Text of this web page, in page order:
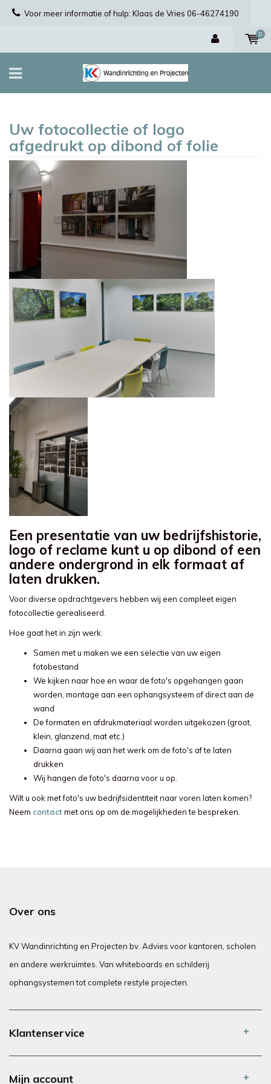
Voor meer informatie of hulp: Klaas de Vries 06-46274190
0
Uw fotocollectie of logo
afgedrukt op dibond of folie
Een presentatie van uw bedrijfshistorie,
logo of reclame kunt u op dibond of een
andere ondergrond in elk formaat af
laten drukken.
Voor diverse opdrachtgevers hebben wij een compleet eigen
fotocollectie gerealiseerd.
Hoe gaat het in zijn werk:
Samen met u maken we een selectie van uw eigen
fotobestand
We kijken naar hoe en waar de foto's opgehangen gaan
worden, montage aan een ophangsysteem of direct aan de
wand
De formaten en afdrukmateriaal worden uitgekozen (groot,
klein, glanzend, mat etc.)
Daarna gaan wij aan het werk om de foto's af te laten
drukken
Wij hangen de foto's daarna voor u op.
Wilt u ook met foto's uw bedrijfsidentiteit naar voren laten komen?
Neem contactmet ons op om de mogelijkheden te bespreken.
Over ons
KV Wandinrichting en Projecten bv. Advies voor kantoren, scholen
en andere werkruimtes. Van whiteboards en schilderij
ophangsystemen tot complete restyle projecten.
Klantenservice
Mijn account